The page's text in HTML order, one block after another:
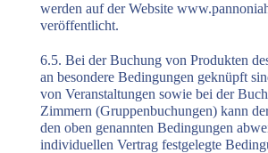
werden auf der Website
veröffentlicht.
6.5. Bei der Buchung von Produkten
an besondere Bedingungen geknüpft
von Veranstaltungen sowie bei der
Zimmern (Gruppenbuchungen) kann
den oben genannten Bedingungen
individuellen Vertrag festgelegte